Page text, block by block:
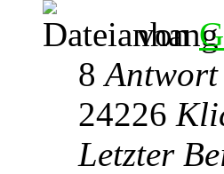
von
8Antwort
24226
Letzter